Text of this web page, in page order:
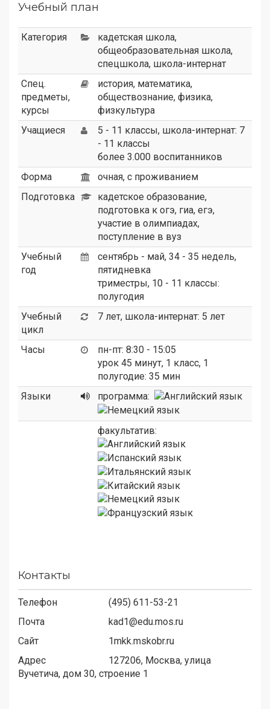
Учебный план
Категория кадетская школа,
общеобразовательная школа,
спецшкола, школа-интернат
Спец.
предметы,
курсы
история, математика,
обществознание, физика,
физкультура
Учащиеся
5 - 11 классы, школа-интернат: 7
- 11 классы
более 3.000 воспитанников
Форма
очная, с проживанием
Подготовка
кадетское образование,
подготовка к огэ, гиа, егэ,
участие в олимпиадах,
поступление в вуз
Учебный
год
сентябрь - май, 34 - 35 недель,
пятидневка
триместры, 10 - 11 классы:
полугодия
Учебный
цикл
7 лет, школа-интернат: 5 лет
Часы
пн-пт: 8:30 - 15:05
урок 45 минут, 1 класс, 1
полугодие: 35 мин
Языки
программа:
факультатив:
Контакты
Телефон
(495) 611-53-21
Почта
kad1@edu.mos.ru
Сайт
1mkk.mskobr.ru
Адрес
127206, Москва, улица
Вучетича, дом 30, строение 1